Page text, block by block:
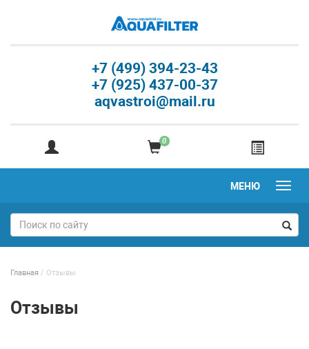
+7 (499) 394-23-43
+7 (925) 437-00-37
aqvastroi@mail.ru
0
МЕНЮ
Главная / Отзывы
Отзывы